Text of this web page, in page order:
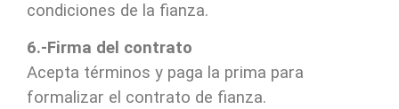
condiciones de la fianza.
6.-Firma del contrato
Acepta términos y paga la prima para
formalizar el contrato de fianza.